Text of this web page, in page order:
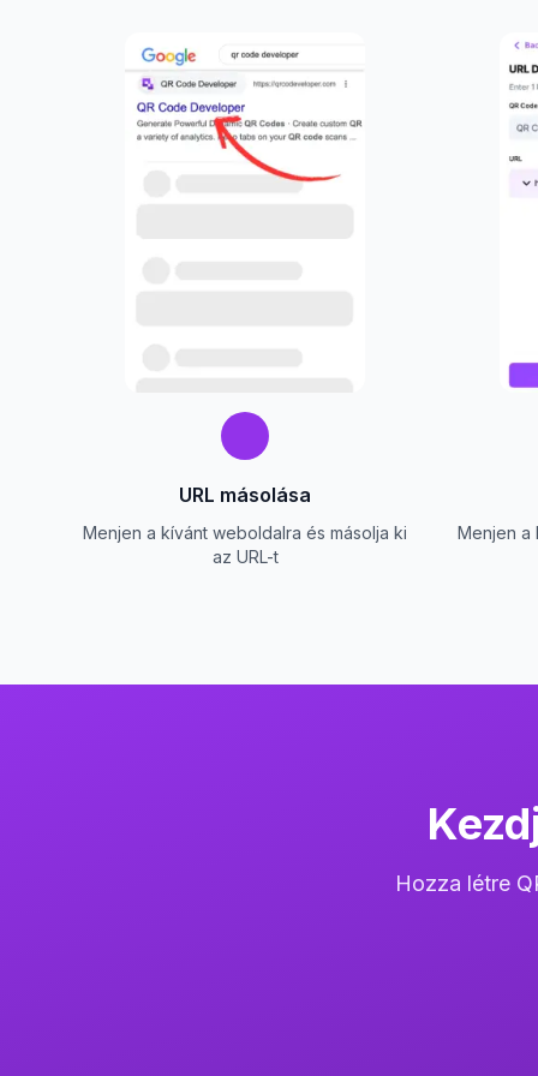
URL másolása
Menjen a kívánt weboldalra és másolja ki
az URL-t
Menjen a
Hozza létre